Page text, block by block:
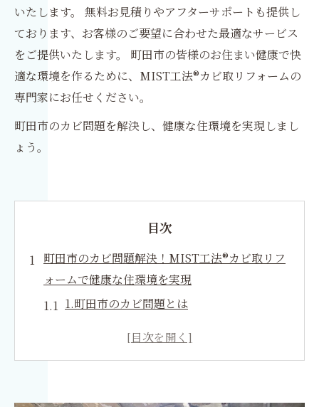
いたします。 無料お見積りやアフターサポートも提供し
ております、お客様のご要望に合わせた最適なサービス
をご提供いたします。 町田市の皆様のお住まい健康で快
適な環境を作るために、MIST工法®カビ取リフォームの
専門家にお任せください。
町田市のカビ問題を解決し、健康な住環境を実現しまし
ょう。
目次
町田市のカビ問題解決！MIST工法®カビ取リフ
ォームで健康な住環境を実現
1.町田市のカビ問題とは